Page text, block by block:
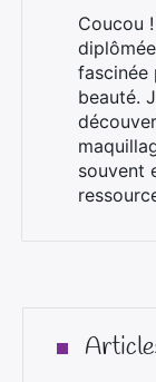
Coucou
fascinée
beauté.
souvent